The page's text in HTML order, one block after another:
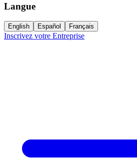
Langue
English Español Français
Inscrivez votre Entreprise